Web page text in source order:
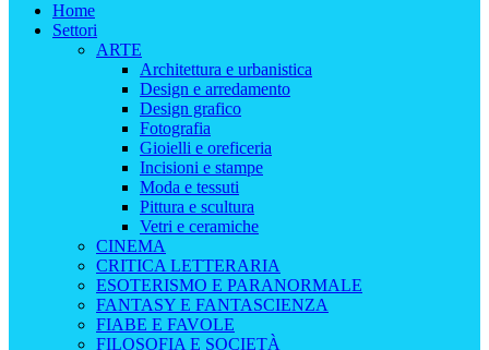
Home
Settori
ARTE
Architettura e urbanistica
Design e arredamento
Design grafico
Fotografia
Gioielli e oreficeria
Incisioni e stampe
Moda e tessuti
Pittura e scultura
Vetri e ceramiche
CINEMA
CRITICA LETTERARIA
ESOTERISMO E PARANORMALE
FANTASY E FANTASCIENZA
FIABE E FAVOLE
FILOSOFIA E SOCIETÀ